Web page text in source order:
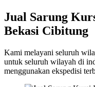
Jual Sarung
Bekasi Cibitung
Kami melayani seluruh
untuk seluruh wilayah di
menggunakan ekspedisi